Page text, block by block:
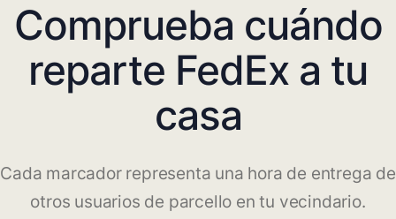
Comprueba cuándo
reparte FedEx a tu
casa
Cada marcador representa una hora de entrega de
otros usuarios de parcello en tu vecindario.